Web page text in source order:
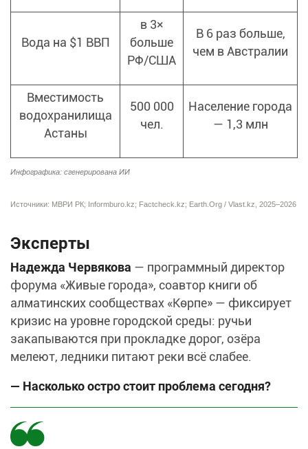
Вода на $1 ВВП
в 3×
больше
РФ/США
В 6 раз больше,
чем в Австралии
Вместимость
водохранилища
Астаны
500 000
чел.
Население города
— 1,3 млн
Инфографика: сгенерирована ИИ
Источники: МВРИ РК; Informburo.kz; Factcheck.kz; Earth.Org / Vlast.kz, 2025–2026
Эксперты
Надежда Червякова — программный директор
форума «Живые города», соавтор книги об
алматинских сообществах «Көрпе» — фиксирует
кризис на уровне городской среды: ручьи
закапываются при прокладке дорог, озёра
мелеют, ледники питают реки всё слабее.
— Насколько остро стоит проблема сегодня?